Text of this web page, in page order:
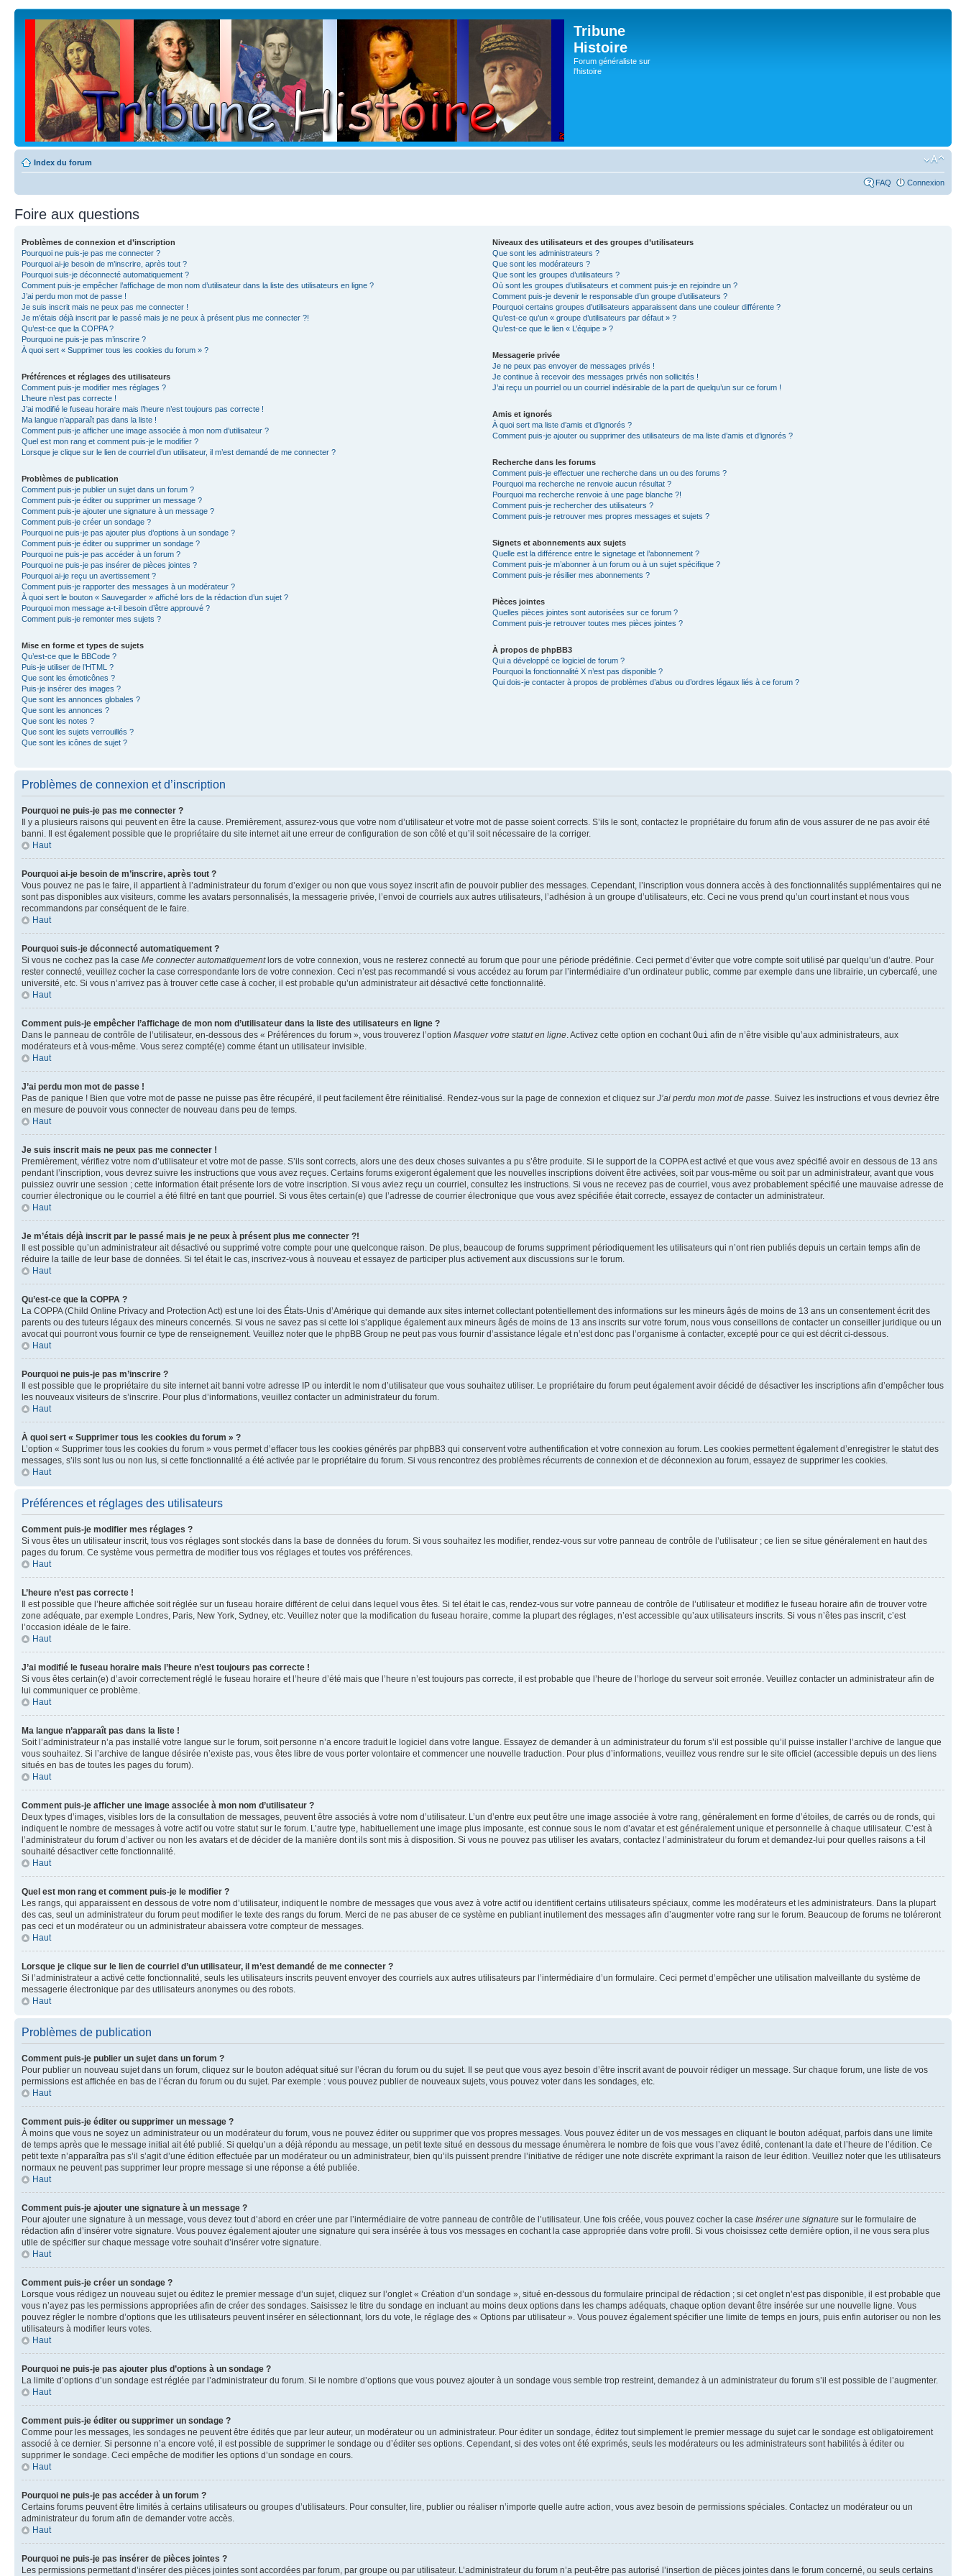
Tribune
Histoire
Forum généraliste sur
l'histoire
Index du forum
FAQ Connexion
Foire aux questions
Problèmes de connexion et d’inscription
Pourquoi ne puis-je pas me connecter ?
Pourquoi ai-je besoin de m’inscrire, après tout ?
Pourquoi suis-je déconnecté automatiquement ?
Comment puis-je empêcher l’affichage de mon nom d’utilisateur dans la liste des utilisateurs en ligne ?
J’ai perdu mon mot de passe !
Je suis inscrit mais ne peux pas me connecter !
Je m’étais déjà inscrit par le passé mais je ne peux à présent plus me connecter ?!
Qu’est-ce que la COPPA ?
Pourquoi ne puis-je pas m’inscrire ?
À quoi sert « Supprimer tous les cookies du forum » ?
Préférences et réglages des utilisateurs
Comment puis-je modifier mes réglages ?
L’heure n’est pas correcte !
J’ai modifié le fuseau horaire mais l’heure n’est toujours pas correcte !
Ma langue n’apparaît pas dans la liste !
Comment puis-je afficher une image associée à mon nom d’utilisateur ?
Quel est mon rang et comment puis-je le modifier ?
Lorsque je clique sur le lien de courriel d’un utilisateur, il m’est demandé de me connecter ?
Problèmes de publication
Comment puis-je publier un sujet dans un forum ?
Comment puis-je éditer ou supprimer un message ?
Comment puis-je ajouter une signature à un message ?
Comment puis-je créer un sondage ?
Pourquoi ne puis-je pas ajouter plus d’options à un sondage ?
Comment puis-je éditer ou supprimer un sondage ?
Pourquoi ne puis-je pas accéder à un forum ?
Pourquoi ne puis-je pas insérer de pièces jointes ?
Pourquoi ai-je reçu un avertissement ?
Comment puis-je rapporter des messages à un modérateur ?
À quoi sert le bouton « Sauvegarder » affiché lors de la rédaction d’un sujet ?
Pourquoi mon message a-t-il besoin d’être approuvé ?
Comment puis-je remonter mes sujets ?
Mise en forme et types de sujets
Qu’est-ce que le BBCode ?
Puis-je utiliser de l’HTML ?
Que sont les émoticônes ?
Puis-je insérer des images ?
Que sont les annonces globales ?
Que sont les annonces ?
Que sont les notes ?
Que sont les sujets verrouillés ?
Que sont les icônes de sujet ?
Niveaux des utilisateurs et des groupes d’utilisateurs
Que sont les administrateurs ?
Que sont les modérateurs ?
Que sont les groupes d’utilisateurs ?
Où sont les groupes d’utilisateurs et comment puis-je en rejoindre un ?
Comment puis-je devenir le responsable d’un groupe d’utilisateurs ?
Pourquoi certains groupes d’utilisateurs apparaissent dans une couleur différente ?
Qu’est-ce qu’un « groupe d’utilisateurs par défaut » ?
Qu’est-ce que le lien « L’équipe » ?
Messagerie privée
Je ne peux pas envoyer de messages privés !
Je continue à recevoir des messages privés non sollicités !
J’ai reçu un pourriel ou un courriel indésirable de la part de quelqu’un sur ce forum !
Amis et ignorés
À quoi sert ma liste d’amis et d’ignorés ?
Comment puis-je ajouter ou supprimer des utilisateurs de ma liste d’amis et d’ignorés ?
Recherche dans les forums
Comment puis-je effectuer une recherche dans un ou des forums ?
Pourquoi ma recherche ne renvoie aucun résultat ?
Pourquoi ma recherche renvoie à une page blanche ?!
Comment puis-je rechercher des utilisateurs ?
Comment puis-je retrouver mes propres messages et sujets ?
Signets et abonnements aux sujets
Quelle est la différence entre le signetage et l’abonnement ?
Comment puis-je m’abonner à un forum ou à un sujet spécifique ?
Comment puis-je résilier mes abonnements ?
Pièces jointes
Quelles pièces jointes sont autorisées sur ce forum ?
Comment puis-je retrouver toutes mes pièces jointes ?
À propos de phpBB3
Qui a développé ce logiciel de forum ?
Pourquoi la fonctionnalité X n’est pas disponible ?
Qui dois-je contacter à propos de problèmes d’abus ou d’ordres légaux liés à ce forum ?
Problèmes de connexion et d’inscription
Pourquoi ne puis-je pas me connecter ?
Il y a plusieurs raisons qui peuvent en être la cause. Premièrement, assurez-vous que votre nom d’utilisateur et votre mot de passe soient corrects. S’ils le sont, contactez le propriétaire du forum afin de vous assurer de ne pas avoir été
banni. Il est également possible que le propriétaire du site internet ait une erreur de configuration de son côté et qu’il soit nécessaire de la corriger.
Haut
Pourquoi ai-je besoin de m’inscrire, après tout ?
Vous pouvez ne pas le faire, il appartient à l’administrateur du forum d’exiger ou non que vous soyez inscrit afin de pouvoir publier des messages. Cependant, l’inscription vous donnera accès à des fonctionnalités supplémentaires qui ne
sont pas disponibles aux visiteurs, comme les avatars personnalisés, la messagerie privée, l’envoi de courriels aux autres utilisateurs, l’adhésion à un groupe d’utilisateurs, etc. Ceci ne vous prend qu’un court instant et nous vous
recommandons par conséquent de le faire.
Haut
Pourquoi suis-je déconnecté automatiquement ?
Si vous ne cochez pas la case Me connecter automatiquementlors de votre connexion, vous ne resterez connecté au forum que pour une période prédéfinie. Ceci permet d’éviter que votre compte soit utilisé par quelqu’un d’autre. Pour
rester connecté, veuillez cocher la case correspondante lors de votre connexion. Ceci n’est pas recommandé si vous accédez au forum par l’intermédiaire d’un ordinateur public, comme par exemple dans une librairie, un cybercafé, une
université, etc. Si vous n’arrivez pas à trouver cette case à cocher, il est probable qu’un administrateur ait désactivé cette fonctionnalité.
Haut
Comment puis-je empêcher l’affichage de mon nom d’utilisateur dans la liste des utilisateurs en ligne ?
Dans le panneau de contrôle de l’utilisateur, en-dessous des « Préférences du forum », vous trouverez l’option Masquer votre statut en ligne. Activez cette option en cochantOui afin de n’être visible qu’aux administrateurs, aux
modérateurs et à vous-même. Vous serez compté(e) comme étant un utilisateur invisible.
Haut
J’ai perdu mon mot de passe !
Pas de panique ! Bien que votre mot de passe ne puisse pas être récupéré, il peut facilement être réinitialisé. Rendez-vous sur la page de connexion et cliquez sur J’ai perdu mon mot de passe. Suivez les instructions et vous devriez être
en mesure de pouvoir vous connecter de nouveau dans peu de temps.
Haut
Je suis inscrit mais ne peux pas me connecter !
Premièrement, vérifiez votre nom d’utilisateur et votre mot de passe. S’ils sont corrects, alors une des deux choses suivantes a pu s’être produite. Si le support de la COPPA est activé et que vous avez spécifié avoir en dessous de 13 ans
pendant l’inscription, vous devrez suivre les instructions que vous avez reçues. Certains forums exigeront également que les nouvelles inscriptions doivent être activées, soit par vous-même ou soit par un administrateur, avant que vous
puissiez ouvrir une session ; cette information était présente lors de votre inscription. Si vous aviez reçu un courriel, consultez les instructions. Si vous ne recevez pas de courriel, vous avez probablement spécifié une mauvaise adresse de
courrier électronique ou le courriel a été filtré en tant que pourriel. Si vous êtes certain(e) que l’adresse de courrier électronique que vous avez spécifiée était correcte, essayez de contacter un administrateur.
Haut
Je m’étais déjà inscrit par le passé mais je ne peux à présent plus me connecter ?!
Il est possible qu’un administrateur ait désactivé ou supprimé votre compte pour une quelconque raison. De plus, beaucoup de forums suppriment périodiquement les utilisateurs qui n’ont rien publiés depuis un certain temps afin de
réduire la taille de leur base de données. Si tel était le cas, inscrivez-vous à nouveau et essayez de participer plus activement aux discussions sur le forum.
Haut
Qu’est-ce que la COPPA ?
La COPPA (Child Online Privacy and Protection Act) est une loi des États-Unis d’Amérique qui demande aux sites internet collectant potentiellement des informations sur les mineurs âgés de moins de 13 ans un consentement écrit des
parents ou des tuteurs légaux des mineurs concernés. Si vous ne savez pas si cette loi s’applique également aux mineurs âgés de moins de 13 ans inscrits sur votre forum, nous vous conseillons de contacter un conseiller juridique ou un
avocat qui pourront vous fournir ce type de renseignement. Veuillez noter que le phpBB Group ne peut pas vous fournir d’assistance légale et n’est donc pas l’organisme à contacter, excepté pour ce qui est décrit ci-dessous.
Haut
Pourquoi ne puis-je pas m’inscrire ?
Il est possible que le propriétaire du site internet ait banni votre adresse IP ou interdit le nom d’utilisateur que vous souhaitez utiliser. Le propriétaire du forum peut également avoir décidé de désactiver les inscriptions afin d’empêcher tous
les nouveaux visiteurs de s’inscrire. Pour plus d’informations, veuillez contacter un administrateur du forum.
Haut
À quoi sert « Supprimer tous les cookies du forum » ?
L’option « Supprimer tous les cookies du forum » vous permet d’effacer tous les cookies générés par phpBB3 qui conservent votre authentification et votre connexion au forum. Les cookies permettent également d’enregistrer le statut des
messages, s’ils sont lus ou non lus, si cette fonctionnalité a été activée par le propriétaire du forum. Si vous rencontrez des problèmes récurrents de connexion et de déconnexion au forum, essayez de supprimer les cookies.
Haut
Préférences et réglages des utilisateurs
Comment puis-je modifier mes réglages ?
Si vous êtes un utilisateur inscrit, tous vos réglages sont stockés dans la base de données du forum. Si vous souhaitez les modifier, rendez-vous sur votre panneau de contrôle de l’utilisateur ; ce lien se situe généralement en haut des
pages du forum. Ce système vous permettra de modifier tous vos réglages et toutes vos préférences.
Haut
L’heure n’est pas correcte !
Il est possible que l’heure affichée soit réglée sur un fuseau horaire différent de celui dans lequel vous êtes. Si tel était le cas, rendez-vous sur votre panneau de contrôle de l’utilisateur et modifiez le fuseau horaire afin de trouver votre
zone adéquate, par exemple Londres, Paris, New York, Sydney, etc. Veuillez noter que la modification du fuseau horaire, comme la plupart des réglages, n’est accessible qu’aux utilisateurs inscrits. Si vous n’êtes pas inscrit, c’est
l’occasion idéale de le faire.
Haut
J’ai modifié le fuseau horaire mais l’heure n’est toujours pas correcte !
Si vous êtes certain(e) d’avoir correctement réglé le fuseau horaire et l’heure d’été mais que l’heure n’est toujours pas correcte, il est probable que l’heure de l’horloge du serveur soit erronée. Veuillez contacter un administrateur afin de
lui communiquer ce problème.
Haut
Ma langue n’apparaît pas dans la liste !
Soit l’administrateur n’a pas installé votre langue sur le forum, soit personne n’a encore traduit le logiciel dans votre langue. Essayez de demander à un administrateur du forum s’il est possible qu’il puisse installer l’archive de langue que
vous souhaitez. Si l’archive de langue désirée n’existe pas, vous êtes libre de vous porter volontaire et commencer une nouvelle traduction. Pour plus d’informations, veuillez vous rendre sur le site officiel (accessible depuis un des liens
situés en bas de toutes les pages du forum).
Haut
Comment puis-je afficher une image associée à mon nom d’utilisateur ?
Deux types d’images, visibles lors de la consultation de messages, peuvent être associés à votre nom d’utilisateur. L’un d’entre eux peut être une image associée à votre rang, généralement en forme d’étoiles, de carrés ou de ronds, qui
indiquent le nombre de messages à votre actif ou votre statut sur le forum. L’autre type, habituellement une image plus imposante, est connue sous le nom d’avatar et est généralement unique et personnelle à chaque utilisateur. C’est à
l’administrateur du forum d’activer ou non les avatars et de décider de la manière dont ils sont mis à disposition. Si vous ne pouvez pas utiliser les avatars, contactez l’administrateur du forum et demandez-lui pour quelles raisons a t-il
souhaité désactiver cette fonctionnalité.
Haut
Quel est mon rang et comment puis-je le modifier ?
Les rangs, qui apparaissent en dessous de votre nom d’utilisateur, indiquent le nombre de messages que vous avez à votre actif ou identifient certains utilisateurs spéciaux, comme les modérateurs et les administrateurs. Dans la plupart
des cas, seul un administrateur du forum peut modifier le texte des rangs du forum. Merci de ne pas abuser de ce système en publiant inutilement des messages afin d’augmenter votre rang sur le forum. Beaucoup de forums ne toléreront
pas ceci et un modérateur ou un administrateur abaissera votre compteur de messages.
Haut
Lorsque je clique sur le lien de courriel d’un utilisateur, il m’est demandé de me connecter ?
Si l’administrateur a activé cette fonctionnalité, seuls les utilisateurs inscrits peuvent envoyer des courriels aux autres utilisateurs par l’intermédiaire d’un formulaire. Ceci permet d’empêcher une utilisation malveillante du système de
messagerie électronique par des utilisateurs anonymes ou des robots.
Haut
Problèmes de publication
Comment puis-je publier un sujet dans un forum ?
Pour publier un nouveau sujet dans un forum, cliquez sur le bouton adéquat situé sur l’écran du forum ou du sujet. Il se peut que vous ayez besoin d’être inscrit avant de pouvoir rédiger un message. Sur chaque forum, une liste de vos
permissions est affichée en bas de l’écran du forum ou du sujet. Par exemple : vous pouvez publier de nouveaux sujets, vous pouvez voter dans les sondages, etc.
Haut
Comment puis-je éditer ou supprimer un message ?
À moins que vous ne soyez un administrateur ou un modérateur du forum, vous ne pouvez éditer ou supprimer que vos propres messages. Vous pouvez éditer un de vos messages en cliquant le bouton adéquat, parfois dans une limite
de temps après que le message initial ait été publié. Si quelqu’un a déjà répondu au message, un petit texte situé en dessous du message énumèrera le nombre de fois que vous l’avez édité, contenant la date et l’heure de l’édition. Ce
petit texte n’apparaîtra pas s’il s’agit d’une édition effectuée par un modérateur ou un administrateur, bien qu’ils puissent prendre l’initiative de rédiger une note discrète exprimant la raison de leur édition. Veuillez noter que les utilisateurs
normaux ne peuvent pas supprimer leur propre message si une réponse a été publiée.
Haut
Comment puis-je ajouter une signature à un message ?
Pour ajouter une signature à un message, vous devez tout d’abord en créer une par l’intermédiaire de votre panneau de contrôle de l’utilisateur. Une fois créée, vous pouvez cocher la case Insérer une signature sur le formulaire de
rédaction afin d’insérer votre signature. Vous pouvez également ajouter une signature qui sera insérée à tous vos messages en cochant la case appropriée dans votre profil. Si vous choisissez cette dernière option, il ne vous sera plus
utile de spécifier sur chaque message votre souhait d’insérer votre signature.
Haut
Comment puis-je créer un sondage ?
Lorsque vous rédigez un nouveau sujet ou éditez le premier message d’un sujet, cliquez sur l’onglet « Création d’un sondage », situé en-dessous du formulaire principal de rédaction ; si cet onglet n’est pas disponible, il est probable que
vous n’ayez pas les permissions appropriées afin de créer des sondages. Saisissez le titre du sondage en incluant au moins deux options dans les champs adéquats, chaque option devant être insérée sur une nouvelle ligne. Vous
pouvez régler le nombre d’options que les utilisateurs peuvent insérer en sélectionnant, lors du vote, le réglage des « Options par utilisateur ». Vous pouvez également spécifier une limite de temps en jours, puis enfin autoriser ou non les
utilisateurs à modifier leurs votes.
Haut
Pourquoi ne puis-je pas ajouter plus d’options à un sondage ?
La limite d’options d’un sondage est réglée par l’administrateur du forum. Si le nombre d’options que vous pouvez ajouter à un sondage vous semble trop restreint, demandez à un administrateur du forum s’il est possible de l’augmenter.
Haut
Comment puis-je éditer ou supprimer un sondage ?
Comme pour les messages, les sondages ne peuvent être édités que par leur auteur, un modérateur ou un administrateur. Pour éditer un sondage, éditez tout simplement le premier message du sujet car le sondage est obligatoirement
associé à ce dernier. Si personne n’a encore voté, il est possible de supprimer le sondage ou d’éditer ses options. Cependant, si des votes ont été exprimés, seuls les modérateurs ou les administrateurs sont habilités à éditer ou
supprimer le sondage. Ceci empêche de modifier les options d’un sondage en cours.
Haut
Pourquoi ne puis-je pas accéder à un forum ?
Certains forums peuvent être limités à certains utilisateurs ou groupes d’utilisateurs. Pour consulter, lire, publier ou réaliser n’importe quelle autre action, vous avez besoin de permissions spéciales. Contactez un modérateur ou un
administrateur du forum afin de demander votre accès.
Haut
Pourquoi ne puis-je pas insérer de pièces jointes ?
Les permissions permettant d’insérer des pièces jointes sont accordées par forum, par groupe ou par utilisateur. L’administrateur du forum n’a peut-être pas autorisé l’insertion de pièces jointes dans le forum concerné, ou seuls certains